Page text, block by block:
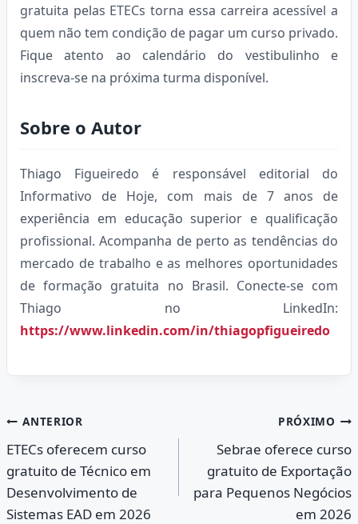
gratuita pelas ETECs torna essa carreira acessível a
quem não tem condição de pagar um curso privado.
Fique atento ao calendário do vestibulinho e
inscreva-se na próxima turma disponível.
Sobre o Autor
Thiago Figueiredo é responsável editorial do
Informativo de Hoje, com mais de 7 anos de
experiência em educação superior e qualificação
profissional. Acompanha de perto as tendências do
mercado de trabalho e as melhores oportunidades
de formação gratuita no Brasil. Conecte-se com
Thiago no LinkedIn:
https://www.linkedin.com/in/thiagopfigueiredo
Navegação
de
Post
ANTERIOR
ETECs oferecem curso
gratuito de Técnico em
Desenvolvimento de
Sistemas EAD em 2026
PRÓXIMO
Sebrae oferece curso
gratuito de Exportação
para Pequenos Negócios
em 2026